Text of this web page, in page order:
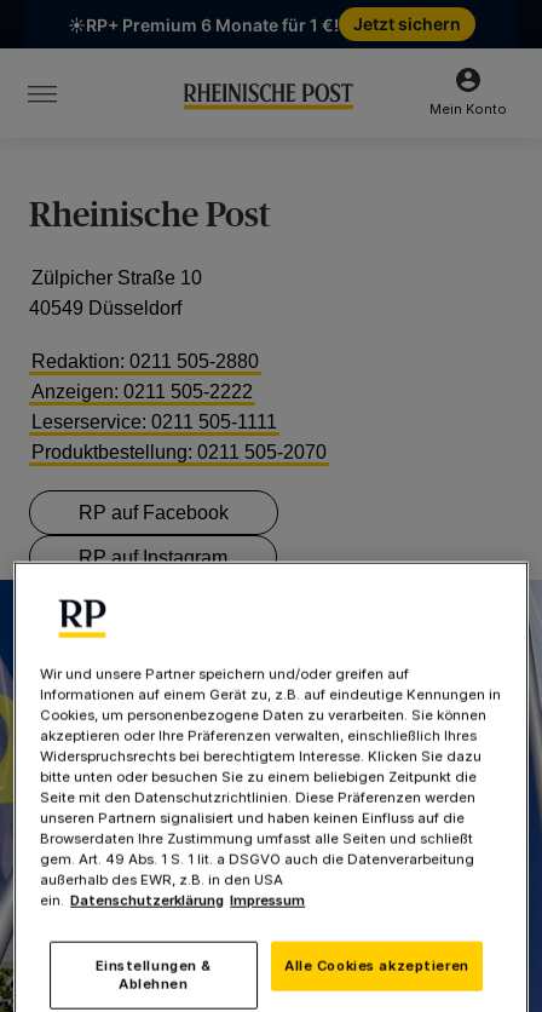
Unsere Öffnungszeiten:
Mo-Fr 6:30–16:00 Uhr | Sa 6:30–12:00 Uhr
Mein Konto
Rheinische Post
Zülpicher Straße 10
40549 Düsseldorf
Redaktion: 0211 505-2880
Anzeigen: 0211 505-2222
Leserservice: 0211 505-1111
Produktbestellung: 0211 505-2070
RP auf Facebook
RP auf Instagram
Wir und unsere Partner speichern und/oder greifen auf
Informationen auf einem Gerät zu, z.B. auf eindeutige Kennungen in
Cookies, um personenbezogene Daten zu verarbeiten. Sie können
akzeptieren oder Ihre Präferenzen verwalten, einschließlich Ihres
Widerspruchsrechts bei berechtigtem Interesse. Klicken Sie dazu
bitte unten oder besuchen Sie zu einem beliebigen Zeitpunkt die
Seite mit den Datenschutzrichtlinien. Diese Präferenzen werden
unseren Partnern signalisiert und haben keinen Einfluss auf die
Browserdaten Ihre Zustimmung umfasst alle Seiten und schließt
gem. Art. 49 Abs. 1 S. 1 lit. a DSGVO auch die Datenverarbeitung
außerhalb des EWR, z.B. in den USA
ein. Datenschutzerklärung Impressum
Einstellungen &
Ablehnen
Alle Cookies akzeptieren